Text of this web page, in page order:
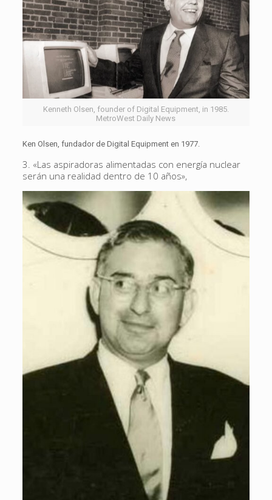
Kenneth Olsen, founder of Digital Equipment, in 1985.
MetroWest Daily News
Ken Olsen, fundador de Digital Equipment en 1977.
3. «Las aspiradoras alimentadas con energía nuclear
serán una realidad dentro de 10 años»,